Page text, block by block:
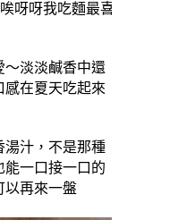
唉呀呀我吃麵最喜
～淡淡鹹香中還
感在夏天吃起來
湯汁，不是那種
能一口接一口的
以再來一盤